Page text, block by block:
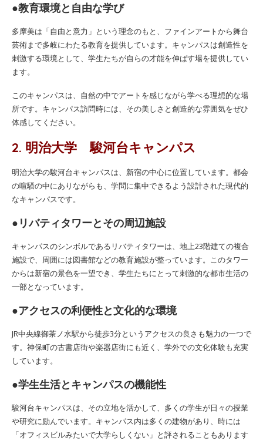
●教育環境と自由な学び
多摩美は「自由と意力」という理念のもと、ファインアートから舞台
芸術まで多岐にわたる教育を提供しています。キャンパスは創造性を
刺激する環境として、学生たちが自らの才能を伸ばす場を提供してい
ます。
このキャンパスは、自然の中でアートを感じながら学べる理想的な場
所です。キャンパス訪問時には、その美しさと創造的な雰囲気をぜひ
体感してください。
2. 明治大学 駿河台キャンパス
明治大学の駿河台キャンパスは、新宿の中心に位置しています。都会
の喧騒の中にありながらも、学問に集中できるよう設計された現代的
なキャンパスです。
●リバティタワーとその周辺施設
キャンパスのシンボルであるリバティタワーは、地上23階建ての複合
施設で、周囲には図書館などの教育施設が整っています。このタワー
からは新宿の景色を一望でき、学生たちにとって刺激的な都市生活の
一部となっています。
●アクセスの利便性と文化的な環境
JR中央線御茶ノ水駅から徒歩3分というアクセスの良さも魅力の一つで
す。神保町の古書店街や楽器店街にも近く、学外での文化体験も充実
しています。
●学生生活とキャンパスの機能性
駿河台キャンパスは、その立地を活かして、多くの学生が日々の授業
や研究に励んでいます。キャンパス内は多くの建物があり、時には
「オフィスビルみたいで大学らしくない」と評されることもあります